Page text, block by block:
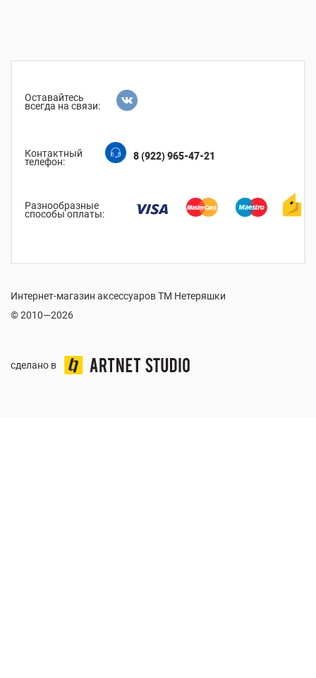
Оставайтесь
всегда на связи:
Контактный
телефон: 8 (922) 965-47-21
Разнообразные
способы оплаты:
Интернет-магазин аксессуаров ТМ Нетеряшки
© 2010—2026
сделано в